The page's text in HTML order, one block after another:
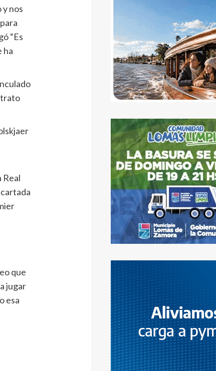
y nos
“Es
ha
Real
que
jugar
esa